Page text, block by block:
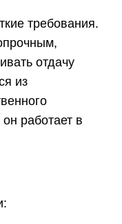
требования.
отдачу
из
работает в